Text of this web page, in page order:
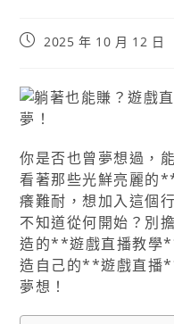
2025 年 10 月 12 日
你是否也曾夢想過，
看著那些光鮮亮麗的
癢難耐，想加入這個
不知道從何開始？別
造的**遊戲直播教學
造自己的**遊戲直播
夢想！